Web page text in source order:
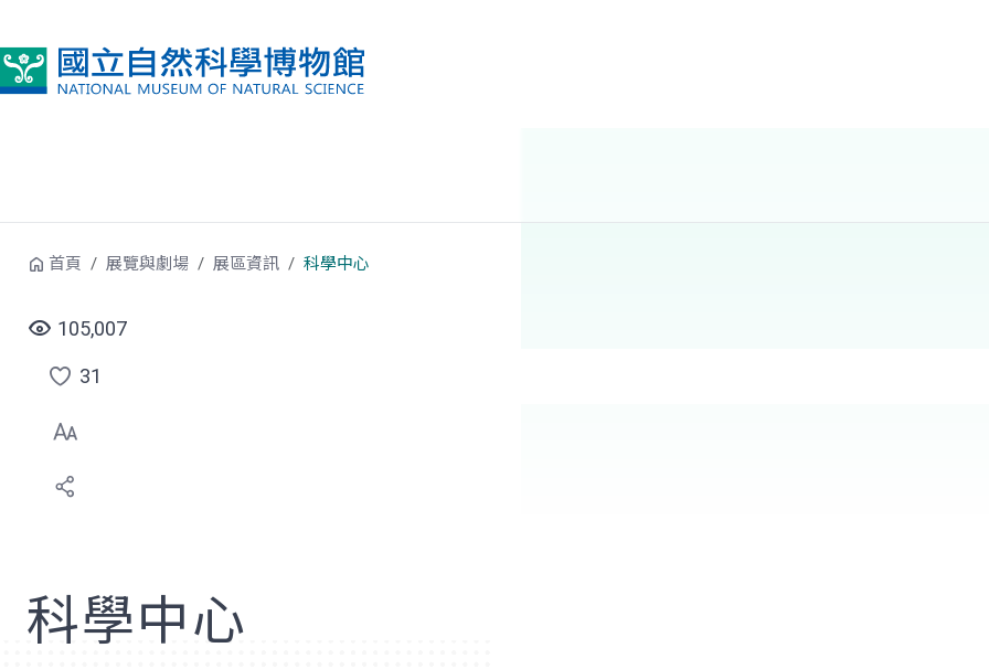
首頁 展覽與劇場 展區資訊 科學中心
105,007
點
選
喜
31
科學中心